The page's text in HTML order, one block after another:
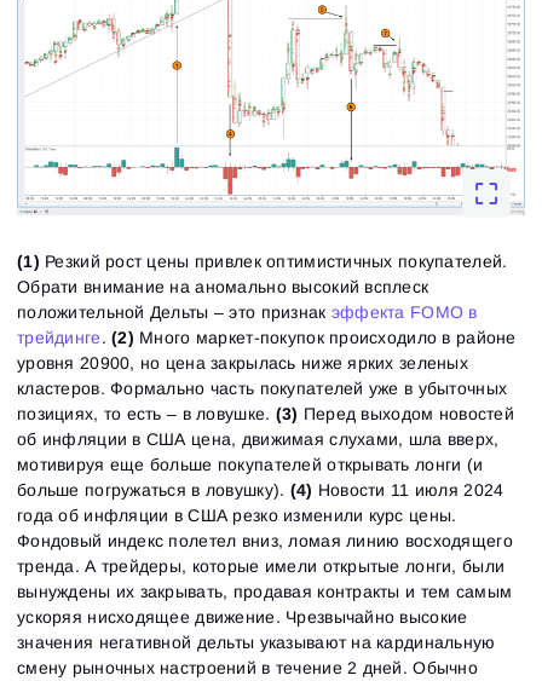
(1) Резкий рост цены привлек оптимистичных покупателей.
Обрати внимание на аномально высокий всплеск
положительной Дельты – это признак эффекта FOMO в
трейдинге.(2) Много маркет-покупок происходило в районе
уровня 20900, но цена закрылась ниже ярких зеленых
кластеров. Формально часть покупателей уже в убыточных
позициях, то есть – в ловушке. (3) Перед выходом новостей
об инфляции в США цена, движимая слухами, шла вверх,
мотивируя еще больше покупателей открывать лонги (и
больше погружаться в ловушку). (4) Новости 11 июля 2024
года об инфляции в США резко изменили курс цены.
Фондовый индекс полетел вниз, ломая линию восходящего
тренда. А трейдеры, которые имели открытые лонги, были
вынуждены их закрывать, продавая контракты и тем самым
ускоряя нисходящее движение. Чрезвычайно высокие
значения негативной дельты указывают на кардинальную
смену рыночных настроений в течение 2 дней. Обычно